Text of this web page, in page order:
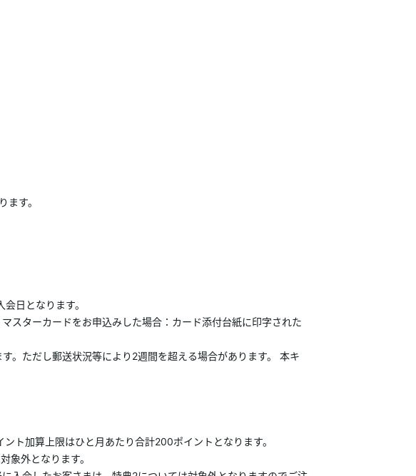
ます。
日となります。
ターカードをお申込みした場合：カード添付台紙に印字された
ただし郵送状況等により2週間を超える場合があります。 本キ
ト加算上限はひと月あたり合計200ポイントとなります。
象外となります。